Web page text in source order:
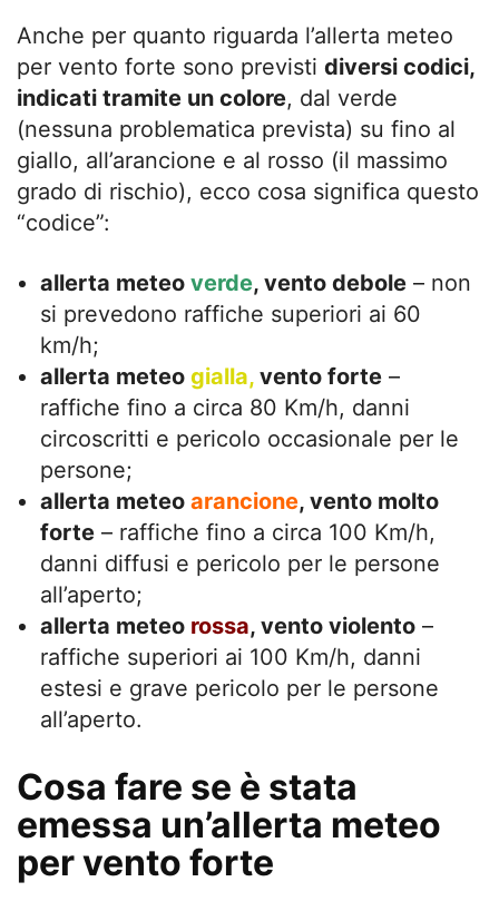
Anche per quanto riguarda l’allerta meteo
per vento forte sono previsti diversi codici,
indicati tramite un colore, dal verde
(nessuna problematica prevista) su fino al
giallo, all’arancione e al rosso (il massimo
grado di rischio), ecco cosa significa questo
“codice”:
allerta meteo verde, vento debole – non
si prevedono raffiche superiori ai 60
km/h;
allerta meteo gialla, vento forte –
raffiche fino a circa 80 Km/h, danni
circoscritti e pericolo occasionale per le
persone;
allerta meteo arancione, vento molto
forte – raffiche fino a circa 100 Km/h,
danni diffusi e pericolo per le persone
all’aperto;
allerta meteo rossa, vento violento –
raffiche superiori ai 100 Km/h, danni
estesi e grave pericolo per le persone
all’aperto.
Cosa fare se è stata
emessa un’allerta meteo
per vento forte